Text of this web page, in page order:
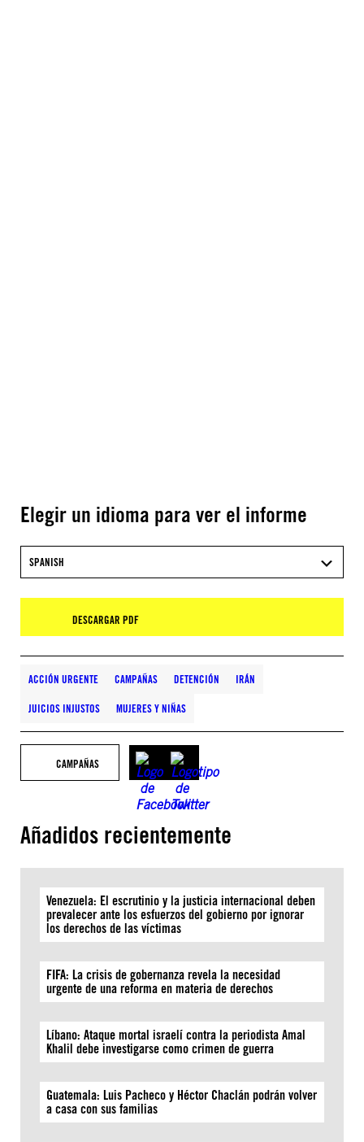
Elegir un idioma para ver el informe
SPANISH
DESCARGAR PDF
ACCIÓN URGENTE CAMPAÑAS DETENCIÓN IRÁN
JUICIOS INJUSTOS MUJERES Y NIÑAS
CAMPAÑAS
Añadidos recientemente
Venezuela: El escrutinio y la justicia internacional deben
prevalecer ante los esfuerzos del gobierno por ignorar
los derechos de las víctimas
FIFA: La crisis de gobernanza revela la necesidad
urgente de una reforma en materia de derechos
Líbano: Ataque mortal israelí contra la periodista Amal
Khalil debe investigarse como crimen de guerra
Guatemala: Luis Pacheco y Héctor Chaclán podrán volver
a casa con sus familias